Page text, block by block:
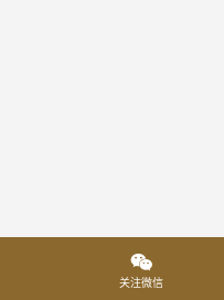

关注微信